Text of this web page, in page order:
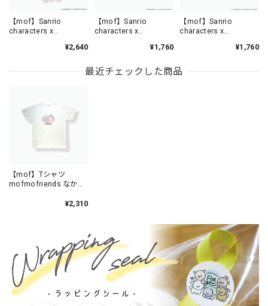
【mof】Sanrio
characters x
しマスコットチャーム
フリーゼ / MFS901-1
¥2,640
【mof】Sanrio
characters x
しミニポーチチャーム
フリーゼ / MFS005-1
¥1,760
【mof】Sanrio
characters x
しPVCキーホルダー
フリーゼ / MFS006-1
¥1,760
最近チェックした商品
【mof】Tシャツ
mofmofriends なかよ
¥2,310